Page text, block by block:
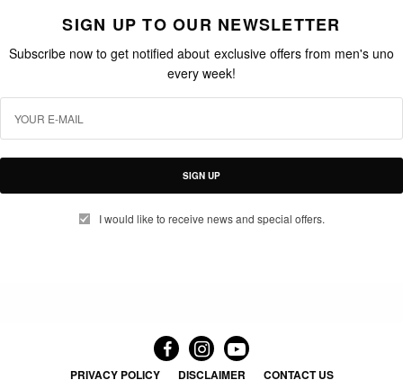
SIGN UP TO OUR NEWSLETTER
Subscribe now to get notified about exclusive offers from men's uno
every week!
SIGN UP
I would like to receive news and special offers.
PRIVACY POLICY DISCLAIMER CONTACT US